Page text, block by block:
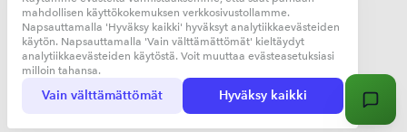
kaasuanturi
matkailuauto lisävarusteet
© Copyright 2026 Reniardo OÜ. All Rights Reserved.
mahdollisen käyttökokemuksen verkkosivustollamme.
Napsauttamalla 'Hyväksy kaikki' hyväksyt analytiikkaevästeiden
käytön. Napsauttamalla 'Vain välttämättömät' kieltäydyt
analytiikkaevästeiden käytöstä. Voit muuttaa evästeasetuksiasi
milloin tahansa.
Vain välttämättömät Hyväksy kaikki